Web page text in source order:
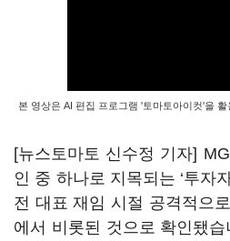
본 영상은 AI 편집 프로그램 '토마토아이컷'을 활
[뉴스토마토 신수정 기자]
인 중 하나로 지목되는 ‘투자
전 대표 재임 시절 공격적으
에서 비롯된 것으로 확인됐